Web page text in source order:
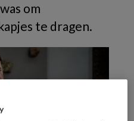
om
te dragen.